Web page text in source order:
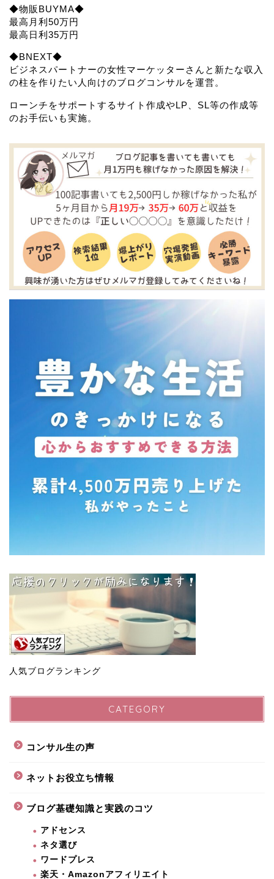
◆物販BUYMA◆
最高月利50万円
最高日利35万円
◆BNEXT◆
ビジネスパートナーの女性マーケッターさんと新たな収入
の柱を作りたい人向けのブログコンサルを運営。
ローンチをサポートするサイト作成やLP、SL等の作成等
のお手伝いも実施。
人気ブログランキング
CATEGORY
コンサル生の声
ネットお役立ち情報
ブログ基礎知識と実践のコツ
アドセンス
ネタ選び
ワードプレス
楽天・Amazonアフィリエイト